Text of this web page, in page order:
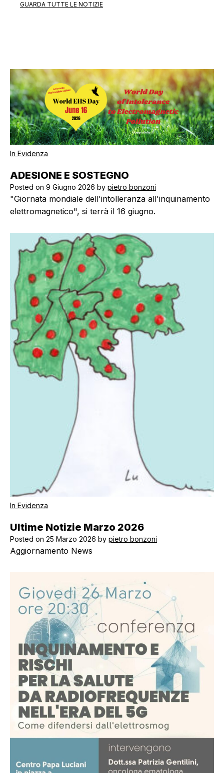
GUARDA TUTTE LE NOTIZIE
In Evidenza
ADESIONE E SOSTEGNO
Posted on 9 Giugno 2026 by pietro bonzoni
"Giornata mondiale dell'intolleranza all'inquinamento
elettromagnetico", si terrà il 16 giugno.
In Evidenza
Ultime Notizie Marzo 2026
Posted on 25 Marzo 2026 by pietro bonzoni
Aggiornamento News